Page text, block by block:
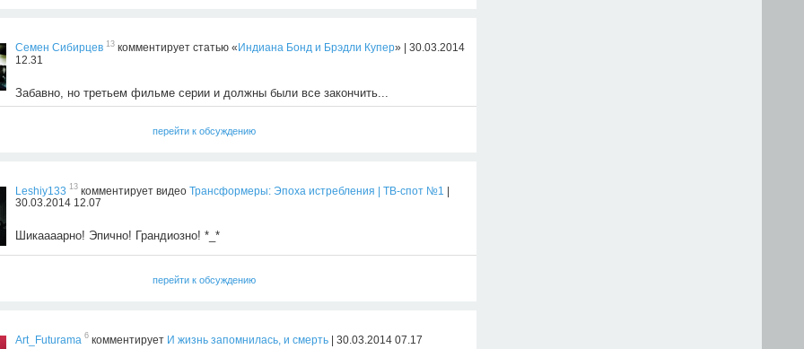
Семен Сибирцев 13 комментирует статью «Индиана Бонд и Брэдли Купер» | 30.03.2014
12.31
Забавно, но третьем фильме серии и должны были все закончить...
перейти к обсуждению
Leshiy133 13 комментирует видео Трансформеры: Эпоха истребления | ТВ-спот №1 |
30.03.2014 12.07
Шикаааарно! Эпично! Грандиозно! *_*
перейти к обсуждению
Art_Futurama 6 комментирует И жизнь запомнилась, и смерть | 30.03.2014 07.17